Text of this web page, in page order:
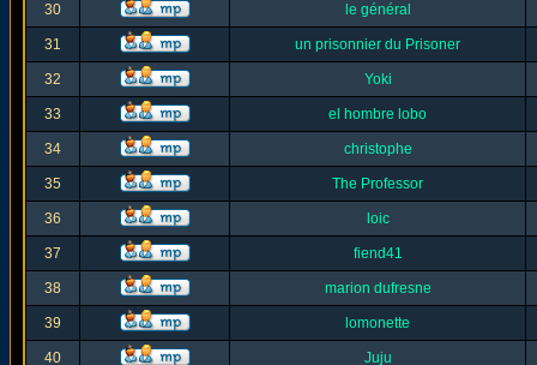
30 le général
31 un prisonnier du Prisoner
32 Yoki
33 el hombre lobo
34 christophe
35 The Professor
36 loic
37 fiend41
38 marion dufresne
39 lomonette
40 Juju